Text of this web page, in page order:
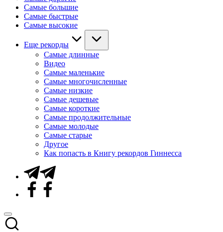
Самые большие
Самые быстрые
Самые высокие
Еще рекорды
Самые длинные
Видео
Самые маленькие
Самые многочисленные
Самые низкие
Самые дешевые
Самые короткие
Самые продолжительные
Самые молодые
Самые старые
Другое
Как попасть в Книгу рекордов Гиннесса
Telegram
Facebook